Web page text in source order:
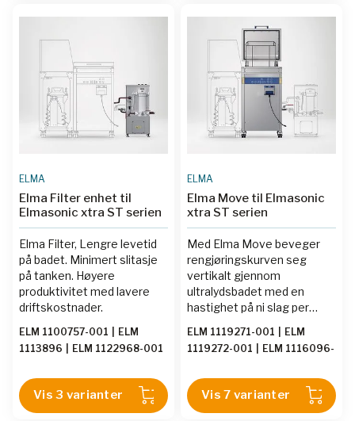
Teksten er oversatt med KI.
1076443-001
1076439-001
ELMA
Elma Filter enhet til
Elmasonic xtra ST serien
Elma Filter, Lengre levetid
på badet. Minimert slitasje
på tanken. Høyere
produktivitet med lavere
driftskostnader.
ELM 1100757-001
ELM
1113896
ELM 1122968-001
Vis 3 varianter
ELMA
Elma Move til Elmasonic
xtra ST serien
Med Elma Move beveger
rengjøringskurven seg
vertikalt gjennom
ultralydsbadet med en
hastighet på ni slag per
ELM 1119271-001
ELM
1119272-001
ELM 1116096-
1116402-001|ELM 1118068-
001 | ELM 1111714-001
Vis 7 varianter